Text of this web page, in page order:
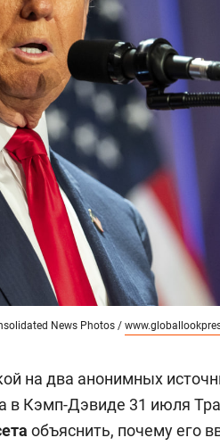
News Photos /
на два анонимных
в Кэмп-Дэвиде 31 июля
объяснить, почему его